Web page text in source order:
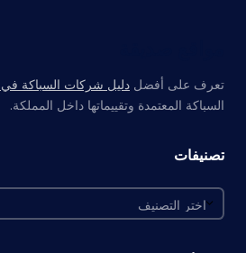
تعرف على أفضل دليل شركات السباكة في
السباكة المعتمدة وتقييماتها داخل المملكة.
تصنيفات
تصنيفات